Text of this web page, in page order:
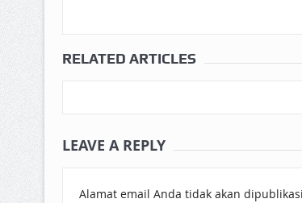
RELATED ARTICLES
LEAVE A REPLY
Alamat email Anda tidak akan